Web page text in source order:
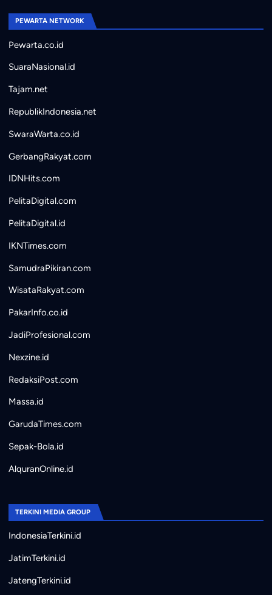
PEWARTA NETWORK
Pewarta.co.id
SuaraNasional.id
Tajam.net
RepublikIndonesia.net
SwaraWarta.co.id
GerbangRakyat.com
IDNHits.com
PelitaDigital.com
PelitaDigital.id
IKNTimes.com
SamudraPikiran.com
WisataRakyat.com
PakarInfo.co.id
JadiProfesional.com
Nexzine.id
RedaksiPost.com
Massa.id
GarudaTimes.com
Sepak-Bola.id
AlquranOnline.id
TERKINI MEDIA GROUP
IndonesiaTerkini.id
JatimTerkini.id
JatengTerkini.id